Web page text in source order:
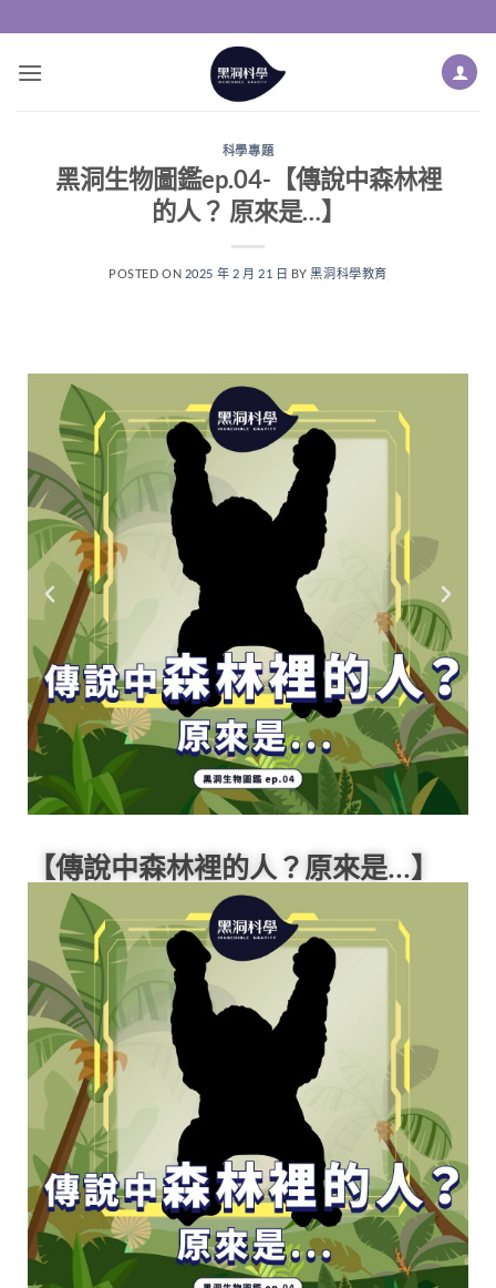
科學專題
黑洞生物圖鑑ep.04-【傳說中森林裡
的人？ 原來是…】
POSTED ON 2025 年 2 月 21 日 BY黑洞科學教育
【傳說中森林裡的人？原來是...】